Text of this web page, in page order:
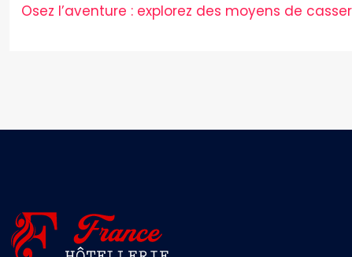
Osez l’aventure : explorez des moyens de